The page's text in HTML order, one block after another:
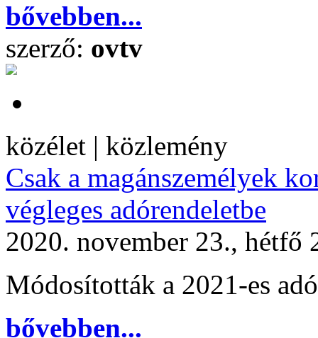
bővebben...
szerző: ovtv
közélet | közlemény
Csak a magánszemélyek
végleges adórendeletbe
2020. november 23., hétfő
Módosították a 2021-es
bővebben...